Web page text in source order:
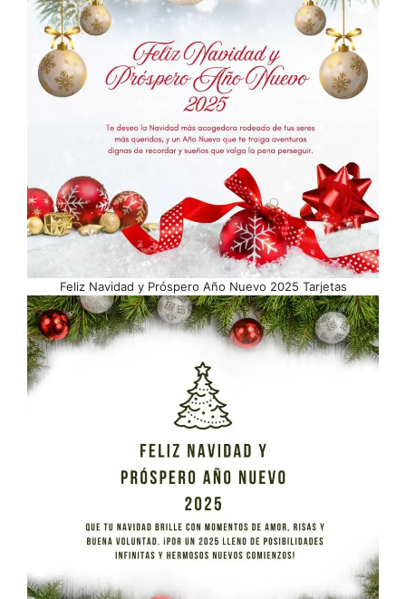
Feliz Navidad y Próspero Año Nuevo 2025 Tarjetas